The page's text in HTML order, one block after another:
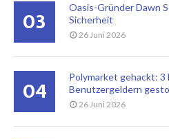
03
Oasis-Gründer Dawn
Sicherheit
26 Juni 2026
04
Polymarket gehackt: 3
Benutzergeldern
26 Juni 2026